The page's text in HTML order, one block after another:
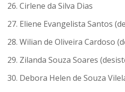
26. Cirlene da Silva Dias
27. Eliene Evangelista Santos
28. Wilian de Oliveira Cardoso
29. Zilanda Souza Soares
30. Debora Helen de Souza